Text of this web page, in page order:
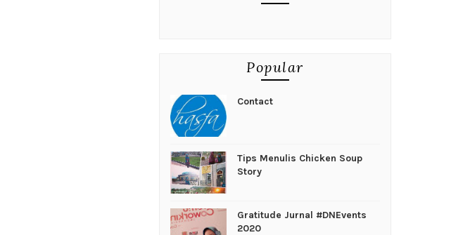
Popular
Contact
Tips Menulis Chicken Soup
Story
Gratitude Jurnal #DNEvents
2020